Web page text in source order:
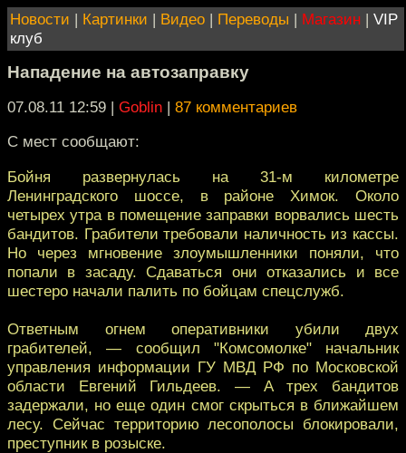
Новости | Картинки | Видео | Переводы | Магазин | VIP
клуб
Нападение на автозаправку
07.08.11 12:59 | Goblin | 87 комментариев
С мест сообщают:
Бойня развернулась на 31-м километре
Ленинградского шоссе, в районе Химок. Около
четырех утра в помещение заправки ворвались шесть
бандитов. Грабители требовали наличность из кассы.
Но через мгновение злоумышленники поняли, что
попали в засаду. Сдаваться они отказались и все
шестеро начали палить по бойцам спецслужб.
Ответным огнем оперативники убили двух
грабителей, — сообщил "Комсомолке" начальник
управления информации ГУ МВД РФ по Московской
области Евгений Гильдеев. — А трех бандитов
задержали, но еще один смог скрыться в ближайшем
лесу. Сейчас территорию лесополосы блокировали,
преступник в розыске.